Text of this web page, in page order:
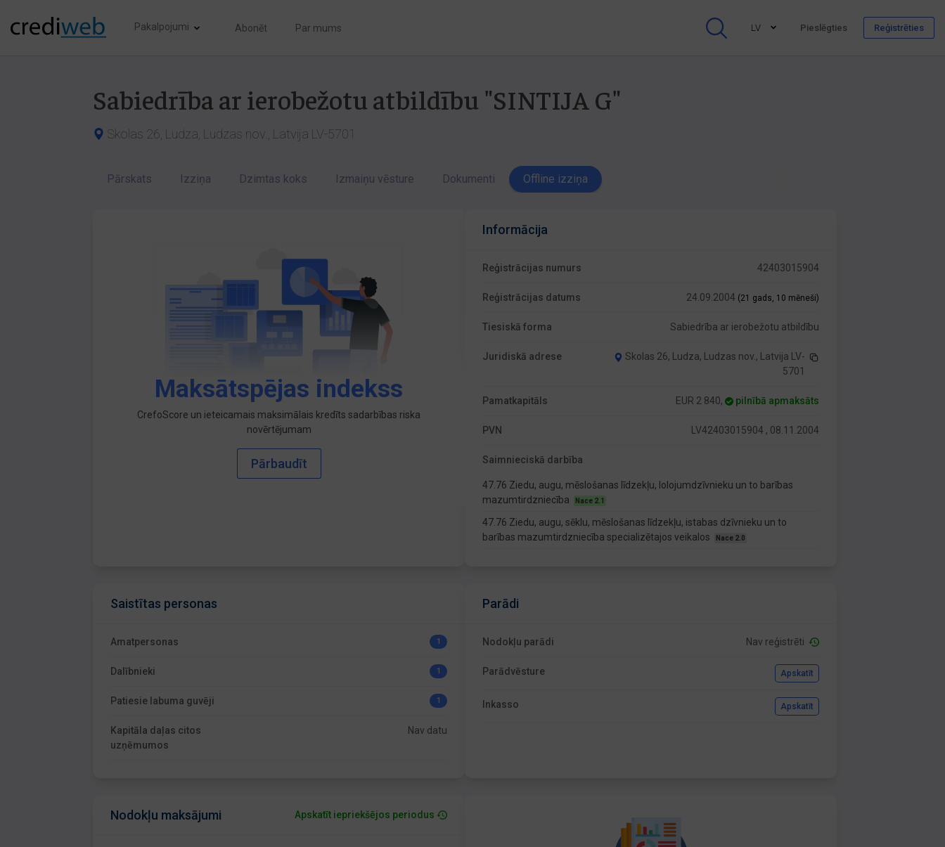
Pakalpojumi Abonēt Par mums LV Pieslēgties Reģistrēties
Sabiedrība ar ierobežotu atbildību "SINTIJA G"
Skolas 26, Ludza, Ludzas nov., Latvija LV-5701
Pārskats Izziņa Dzimtas koks Izmaiņu vēsture Dokumenti Offline izziņa
Maksātspējas indekss
CrefoScore un ieteicamais maksimālais kredīts sadarbības riska
novērtējumam
Pārbaudīt
Informācija
Reģistrācijas numurs 42403015904
Reģistrācijas datums 24.09.2004 (21 gads, 10 mēneši)
Tiesiskā forma Sabiedrība ar ierobežotu atbildību
Juridiskā adrese
Skolas 26, Ludza, Ludzas nov., Latvija LV-
5701
Pamatkapitāls EUR 2 840, pilnībā apmaksāts
PVN LV42403015904 , 08.11.2004
Saimnieciskā darbība
47.76 Ziedu, augu, mēslošanas līdzekļu, lolojumdzīvnieku un to barības
mazumtirdzniecība
Nace 2.1
47.76 Ziedu, augu, sēklu, mēslošanas līdzekļu, istabas dzīvnieku un to
barības mazumtirdzniecība specializētajos veikalos
Nace 2.0
Saistītas personas
Amatpersonas 1
Dalībnieki 1
Patiesie labuma guvēji 1
Kapitāla daļas citos
uzņēmumos
Nav datu
Parādi
Nodokļu parādi Nav reģistrēti
Parādvēsture Apskatīt
Inkasso Apskatīt
Nodokļu maksājumi Apskatīt iepriekšējos periodus